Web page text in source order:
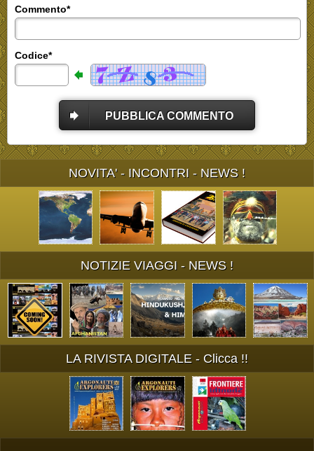
Commento*
Codice*
PUBBLICA COMMENTO
NOVITA' - INCONTRI - NEWS !
NOTIZIE VIAGGI - NEWS !
LA RIVISTA DIGITALE - Clicca !!